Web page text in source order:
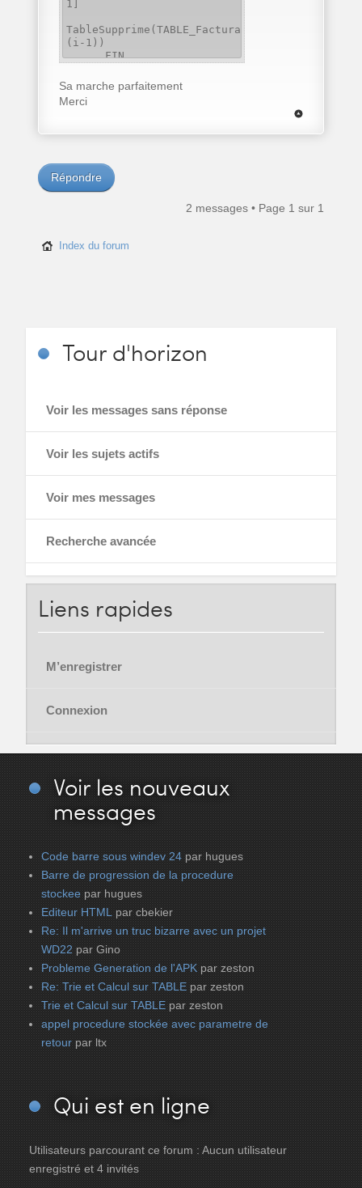
1]
TableSupprime(TABLE_Facturation,
(i-1))
FIN
Sa marche parfaitement
Merci
Répondre
2 messages • Page 1 sur 1
Index du forum
Tourd'horizon
Voir les messages sans réponse
Voir les sujets actifs
Voir mes messages
Recherche avancée
Liens rapides
M’enregistrer
Connexion
Voir les nouveaux
messages
Code barre sous windev 24 par hugues
Barre de progression de la procedure
stockee par hugues
Editeur HTML par cbekier
Re: Il m'arrive un truc bizarre avec un projet
WD22 par Gino
Probleme Generation de l'APK par zeston
Re: Trie et Calcul sur TABLE par zeston
Trie et Calcul sur TABLE par zeston
appel procedure stockée avec parametre de
retour par ltx
Qui est en ligne
Utilisateurs parcourant ce forum : Aucun utilisateur
enregistré et 4 invités